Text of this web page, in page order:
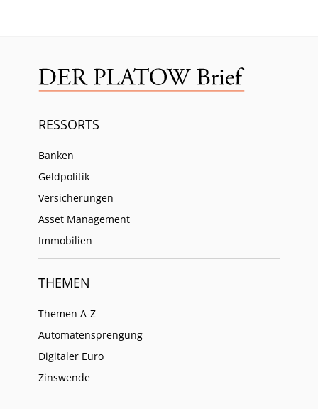
RESSORTS
Banken
Geldpolitik
Versicherungen
Asset Management
Immobilien
THEMEN
Themen A-Z
Automatensprengung
Digitaler Euro
Zinswende